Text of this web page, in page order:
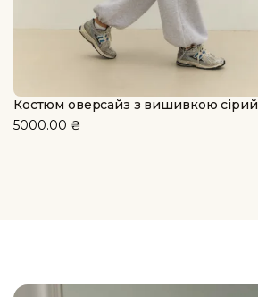
Костюм оверсайз з вишивкою сірий
5000.00 ₴